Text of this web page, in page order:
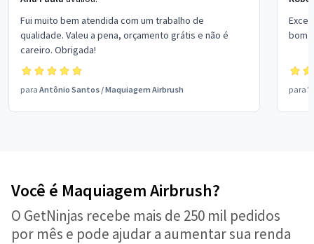
Fui muito bem atendida com um trabalho de
qualidade. Valeu a pena, orçamento grátis e não é
careiro. Obrigada!
para Antônio Santos /Maquiagem Airbrush
bom
para
Você é Maquiagem Airbrush?
O GetNinjas recebe mais de 250 mil pedidos
por mês e pode ajudar a aumentar sua renda